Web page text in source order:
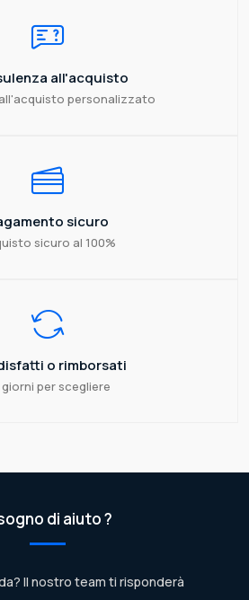
all'acquisto
personalizzato
sicuro
sicuro al 100%
o rimborsati
giorni per scegliere
di aiuto ?
Il nostro team ti risponderà